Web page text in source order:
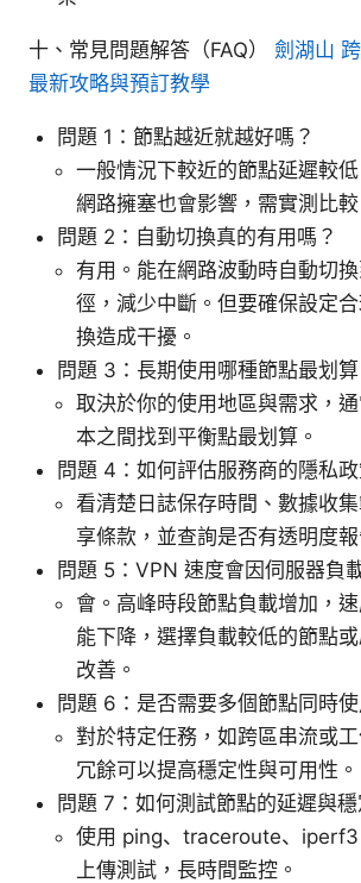
十、常見問題解答（FAQ） 劍湖山
最新攻略與預訂教學
問題 1：節點越近就越好嗎？
一般情況下較近的節點延遲較
網路擁塞也會影響，需實測比較
問題 2：自動切換真的有用嗎？
有用。能在網路波動時自動切
徑，減少中斷。但要確保設定
換造成干擾。
問題 3：長期使用哪種節點最划算
取決於你的使用地區與需求，
本之間找到平衡點最划算。
問題 4：如何評估服務商的隱私政
看清楚日誌保存時間、數據收
享條款，並查詢是否有透明度報
問題 5：VPN 速度會因伺服器負
會。高峰時段節點負載增加，
能下降，選擇負載較低的節點
改善。
問題 6：是否需要多個節點同時使
對於特定任務，如跨區串流或
冗餘可以提高穩定性與可用性。
問題 7：如何測試節點的延遲與穩
使用 ping、traceroute、iperf3
上傳測試，長時間監控。